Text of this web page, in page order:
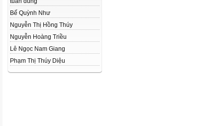
Bế Quỳnh Như
Nguyễn Thị Hồng Thúy
Nguyễn Hoàng Triều
Lê Ngọc Nam Giang
Phạm Thị Thúy Diệu